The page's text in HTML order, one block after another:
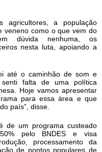
agricultores, a população
veneno como o que vem do
dúvida nenhuma, os
nesta luta, apoiando a
até o caminhão de som e
senti falta de uma política
Hoje vamos apresentar
para essa área e que
país”, disse.
de um programa custeado
pelo BNDES e visa
processamento da
de pontos populares de